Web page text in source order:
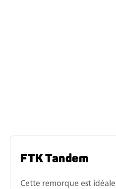
FTK Tandem
Cette remorque est